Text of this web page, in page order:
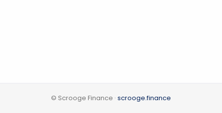
© Scrooge Finance · scrooge.finance